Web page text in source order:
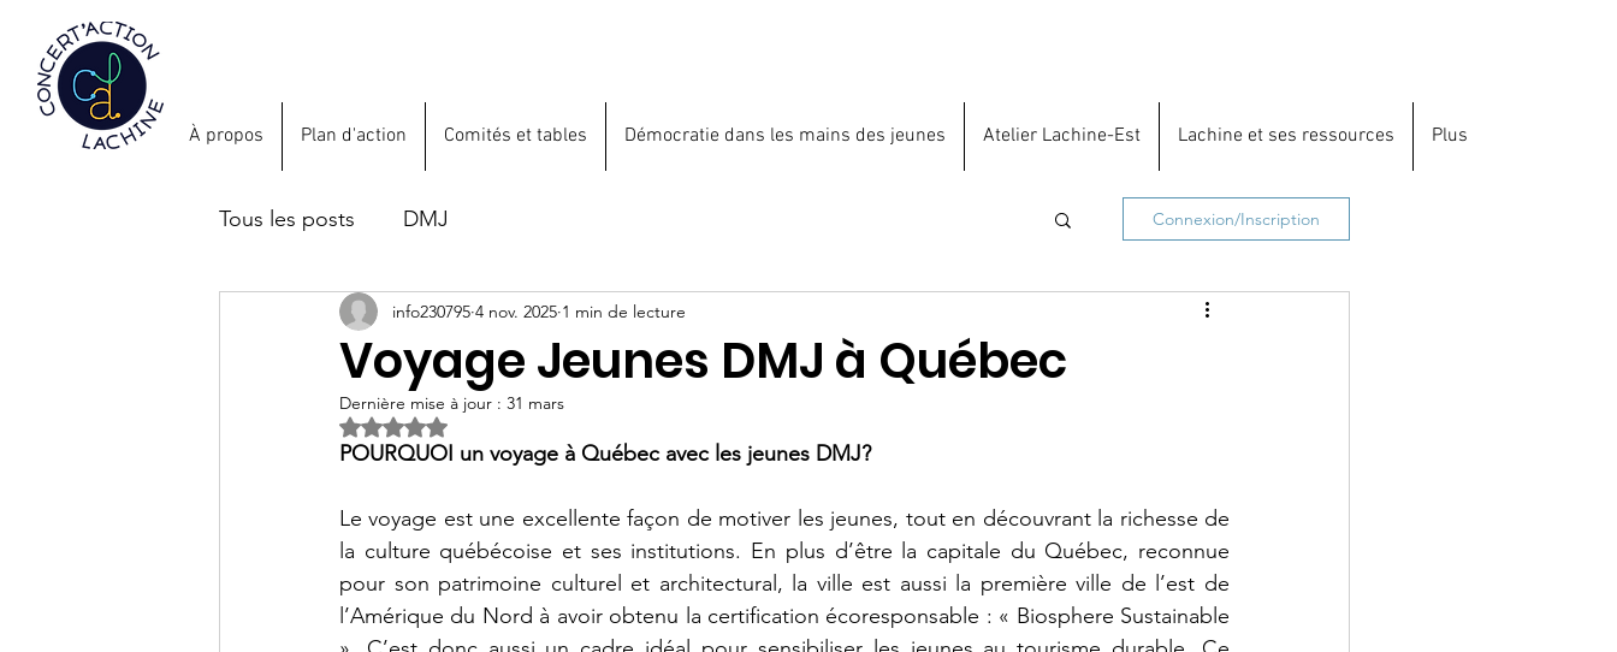
À propos Plan d'action Comités et tables Démocratie dans les mains des jeunes Atelier Lachine-Est Lachine et ses ressources Plus
Tous les posts DMJ Connexion/Inscription
Voyage Jeunes DMJ à Québec
info230795 4 nov. 2025 1 min de lecture
Dernière mise à jour : 31 mars
Noté NaN étoiles sur 5.
POURQUOI un voyage à Québec avec les jeunes DMJ?
Le voyage est une excellente façon de motiver les jeunes, tout en découvrant la richesse de
la culture québécoise et ses institutions. En plus d’être la capitale du Québec, reconnue
pour son patrimoine culturel et architectural, la ville est aussi la première ville de l’est de
l’Amérique du Nord à avoir obtenu la certification écoresponsable : « Biosphere Sustainable